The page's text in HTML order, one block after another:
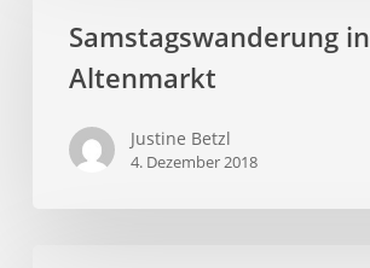
Samstagswanderung in
Altenmarkt
Justine Betzl
4. Dezember 2018